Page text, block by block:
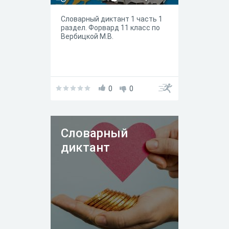
Словарный диктант 1 часть 1
раздел. Форвард 11 класс по
Вербицкой М.В.
0 0
Словарный
диктант